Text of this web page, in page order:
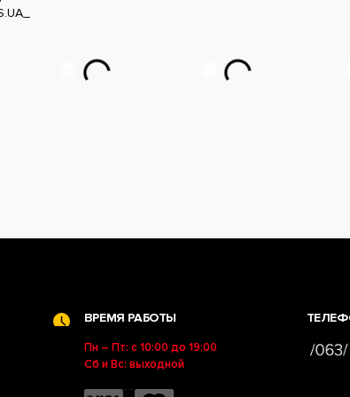
ВРЕМЯ РАБОТЫ
Пн – Пт: с 10:00 до 19:00
Сб и Вс: выходной